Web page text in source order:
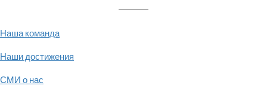
Наша команда
Наши достижения
СМИ о нас